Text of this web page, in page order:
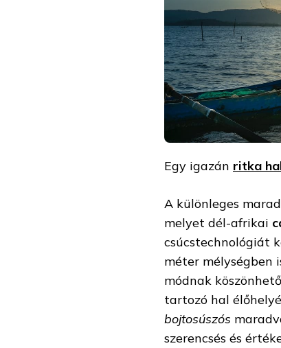
Egy igazán ritka
A különleges
melyet dél-afrikai
csúcstechnológiát
méter mélységben
módnak
tartozó hal
bojtosúszós
szerencsés és